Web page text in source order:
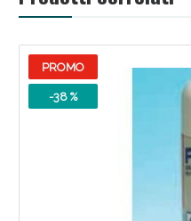
PROMO
-38 %